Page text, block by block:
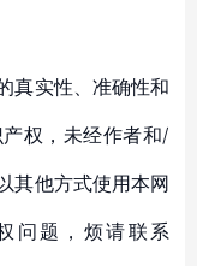
真实性、准确性和
权，未经作者和/
其他方式使用本网
问题，烦请联系